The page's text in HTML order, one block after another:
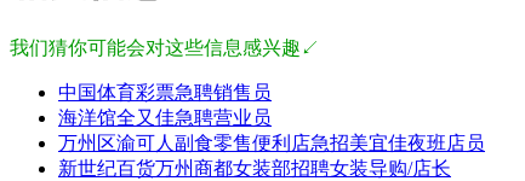
我们猜你可能会对这些信息感兴趣↙
中国体育彩票急聘销售员
海洋馆全又佳急聘营业员
万州区渝可人副食零售便利店急招美宜佳夜班店员
新世纪百货万州商都女装部招聘女装导购/店长